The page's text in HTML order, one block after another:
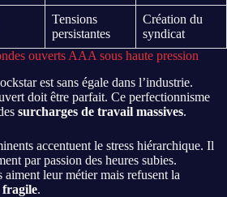
Tensions
persistantes
Création du
syndicat
ouverts AAA sous haute pression
est sans égale dans l’industrie.
doit être parfait. Ce perfectionnisme
surcharges de travail massives.
accentuent le stress hiérarchique. Il
par passion des heures subies.
leur métier mais refusent la
fragile.